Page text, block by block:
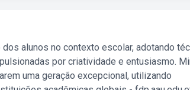
alunos no contexto escolar, adotando
por criatividade e entusiasmo.
uma geração excepcional, utilizando